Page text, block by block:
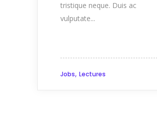
tristique neque. Duis ac
vulputate...
Jobs, Lectures